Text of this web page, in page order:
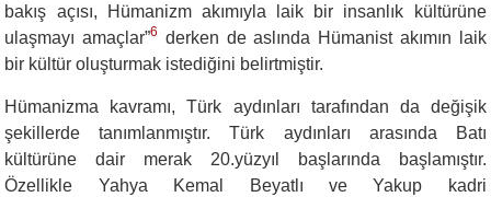
bakış açısı, Hümanizm akımıyla laik bir insanlık kültürüne
ulaşmayı amaçlar”6 derken de aslında Hümanist akımın laik
bir kültür oluşturmak istediğini belirtmiştir.
Hümanizma kavramı, Türk aydınları tarafından da değişik
şekillerde tanımlanmıştır. Türk aydınları arasında Batı
kültürüne dair merak 20.yüzyıl başlarında başlamıştır.
Özellikle Yahya Kemal Beyatlı ve Yakup kadri